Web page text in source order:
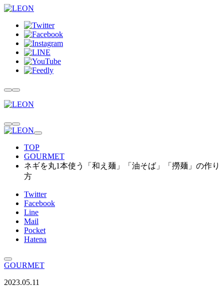
TOP
GOURMET
ネギを丸1本使う「和え麺」「油そば」「撈麺」の作り
方
Twitter
Facebook
Line
Mail
Pocket
Hatena
GOURMET
2023.05.11